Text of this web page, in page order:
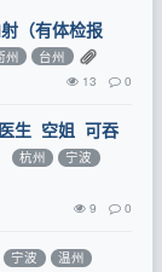
（有体检报
州 台州
13 0
生 空姐 可吞
杭州
宁波
9 0
宁波
温州